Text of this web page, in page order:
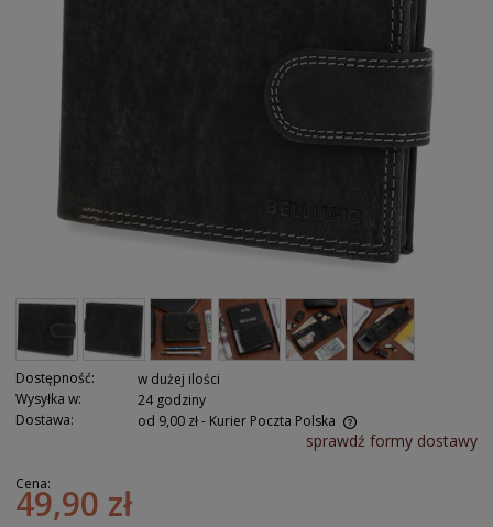
Dostępność:
w dużej ilości
Wysyłka w:
24 godziny
Dostawa:
od 9,00 zł- Kurier Poczta Polska
sprawdź formy dostawy
Cena:
49,90 zł